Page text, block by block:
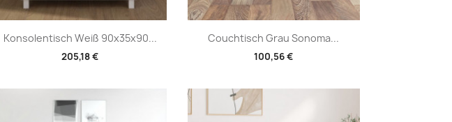
Konsolentisch Weiß 90x35x90...
205,18 €
Vorschau Couchtisch Grau Sonoma...
100,56 €
Vorschau